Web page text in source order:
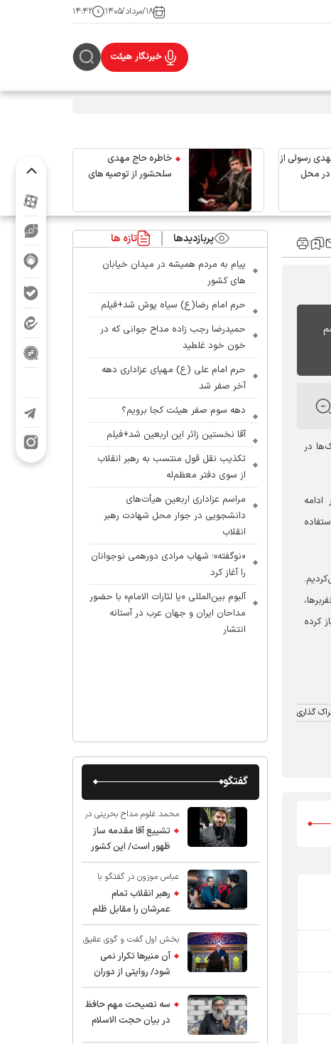
۱۸/مرداد/۱۴۰۵ ۱۴:۴۲
خبرنگار هیئت
رسولی از
در محل
خاطره حاج مهدی
سلحشور از توصیه های
در
می‌کردیم.
نفربرها،
کرده
گذاری
پربازدیدها تازه ها
پیام به مردم همیشه در میدان خیابان
های کشور
حرم امام رضا(ع) سیاه پوش شد+فیلم
حمیدرضا رجب زاده مداح جوانی که در
خون خود غلطید
حرم امام علی (ع) مهیای عزاداری دهه
آخر صفر شد
دهه سوم صفر هیئت کجا برویم؟
آقا نخستین زائر این اربعین شد+فیلم
تکذیب نقل قول منتسب به رهبر انقلاب
از سوی دفتر معظم‌له
مراسم عزاداری اربعین هیأت‌های
دانشجویی در جوار محل شهادت رهبر
انقلاب
«نوگفته»؛ شهاب مرادی دورهمی نوجوانان
را آغاز کرد
آلبوم بین‌المللی «یا لثارات الامام» با حضور
مداحان ایران و جهان عرب در آستانه
انتشار
گفتگو
محمد غلوم مداح بحرینی در
گفت و گو با عقیق:
تشییع آقا مقدمه ساز
ظهور است/ این کشور
صاحب دارد
عباس موزون در گفتگو با
عقیق:رهبر انقلاب تمام
عمرشان را مقابل ظلم
ایستادند پس نباید از
شهادت ایشان شگفت
زده شد
بخش اول گفت و گوی عقیق
با استاد حسین انصاریان:
آن منبرها تکرار نمی
شود/ روایتی از دوران
کودکی و نوجوانی این
واعظ بزرگ و نویسنده و
پژوهشگر جهان اسلام
سه نصیحت مهم حافظ
در بیان حجت الاسلام